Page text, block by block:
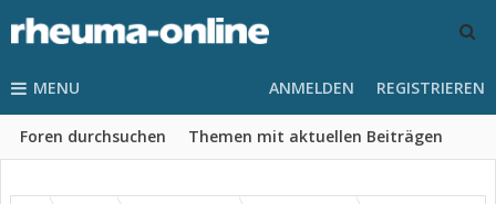
MENU
Foren durchsuchen Themen mit aktuellen Beiträgen
ANMELDEN REGISTRIEREN